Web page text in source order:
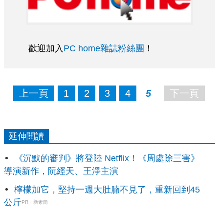
歡迎加入 PC home雜誌粉絲團 ！
上一頁 1 2 3 4 5 下一頁
延伸閱讀
《沉默的審判》將登陸 Netflix！《周處除三害》
導演新作，阮經天、王淨主演
檸檬加它，堅持一週大肚腩不見了，重新回到45
公斤PR・新素簡